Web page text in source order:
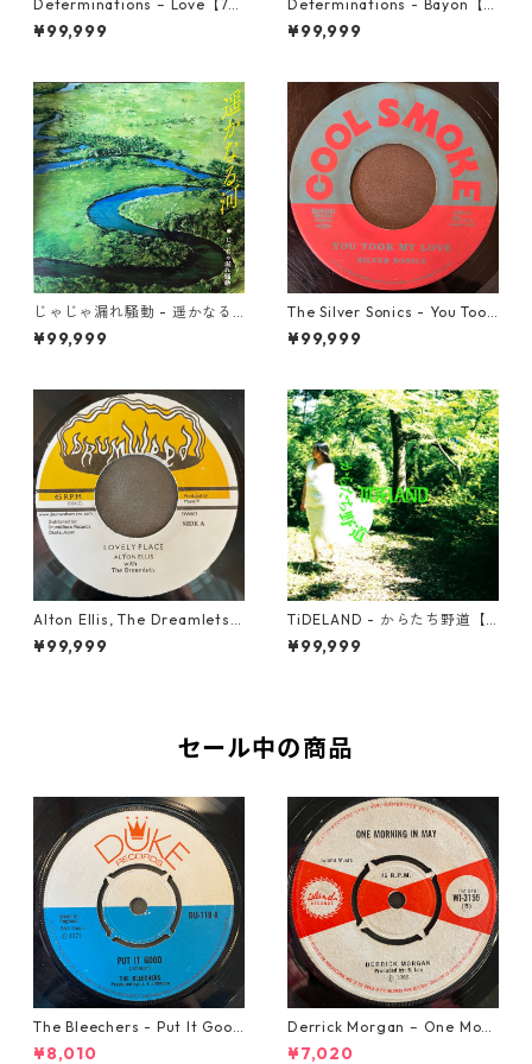
Determinations – Love【7-2
1918】
¥99,999
Determinations - Bayon【7-
21865】
¥99,999
じゃじゃ漏れ騒動 - 遥かなる
河【7-22014】
¥99,999
The Silver Sonics - You Took
My Love【7-21910】
¥99,999
Alton Ellis, The Dreamlets -
Lovely Place【7-21812】
¥99,999
TiDELAND - からたち野道【7
-21953】
¥99,999
セール中の商品
The Bleechers - Put It Good
【7-21637】
¥8,010
Derrick Morgan – One Morn
ing In May【7-21653】
¥7,020